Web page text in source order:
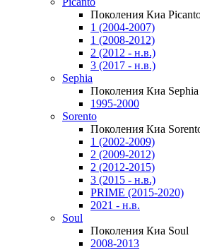
Поколения Киа
1 (2004-2007)
1 (2008-2012)
2 (2012 - н.в.)
3 (2017 - н.в.)
Sephia
Поколения Киа Sephia
1995-2000
Sorento
Поколения Киа
1 (2002-2009)
2 (2009-2012)
2 (2012-2015)
3 (2015 - н.в.)
PRIME (2015-2020)
2021 - н.в.
Soul
Поколения Киа Soul
2008-2013